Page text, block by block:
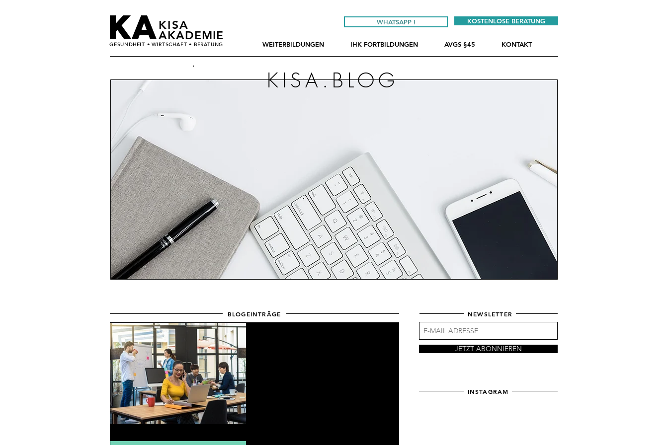
KAKISA
AKADEMIE
GESUNDHEIT • WIRTSCHAFT • BERATUNG
WHATSAPP ! KOSTENLOSE BERATUNG
WEITERBILDUNGEN IHK FORTBILDUNGEN AVGS §45 KONTAKT
KISA.BLOG
BLOGEINTRÄGE
JETZT ABONNIEREN
NEWSLETTER
INSTAGRAM